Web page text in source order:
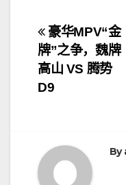
文
章
导
豪华MPV“金
牌”之争，魏牌
高山 VS 腾势
D9
By